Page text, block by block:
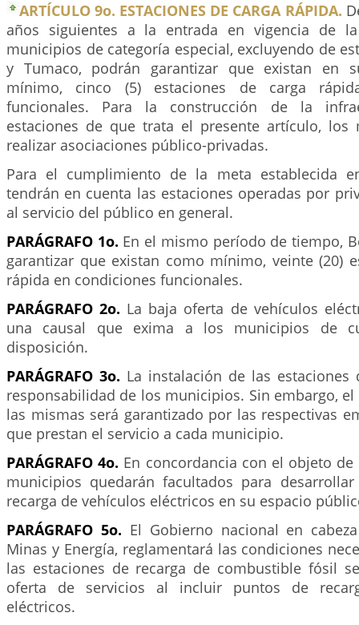
ARTÍCULO 9o. ESTACIONES DE CARGA RÁPIDA.
años siguientes a la entrada en vigencia de
municipios de categoría especial, excluyendo de
y Tumaco, podrán garantizar que existan en
mínimo, cinco (5) estaciones de carga
funcionales. Para la construcción de la
estaciones de que trata el presente artículo, los
realizar asociaciones público-privadas.
Para el cumplimiento de la meta establecida
tendrán en cuenta las estaciones operadas por
al servicio del público en general.
PARÁGRAFO 1o. En el mismo período de tiempo,
garantizar que existan como mínimo, veinte (20)
rápida en condiciones funcionales.
PARÁGRAFO 2o. La baja oferta de vehículos
una causal que exima a los municipios de
disposición.
PARÁGRAFO 3o. La instalación de las estaciones
responsabilidad de los municipios. Sin embargo,
las mismas será garantizado por las respectivas
que prestan el servicio a cada municipio.
PARÁGRAFO 4o. En concordancia con el objeto
municipios quedarán facultados para
recarga de vehículos eléctricos en su espacio
PARÁGRAFO 5o. El Gobierno nacional en
Minas y Energía, reglamentará las condiciones
las estaciones de recarga de combustible fósil
oferta de servicios al incluir puntos de
eléctricos.